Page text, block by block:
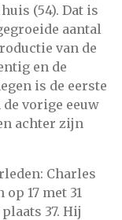
(54). Dat is
aantal
van de
en de
is de eerste
vorige eeuw
achter zijn
Charles
17 met 31
37. Hij